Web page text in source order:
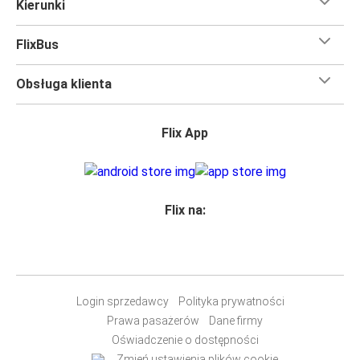
Kierunki
FlixBus
Obsługa klienta
Flix App
Flix na:
Login sprzedawcy
Polityka prywatności
Prawa pasażerów
Dane firmy
Oświadczenie o dostępności